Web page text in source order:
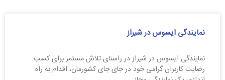
نمایندگی ایسوس در شیراز
نمایندگی ایسوس در شیراز در راستای تلاش مستمر برای کسب
رضایت کاربران گرامی خود در جای جای کشورمان، اقدام به راه